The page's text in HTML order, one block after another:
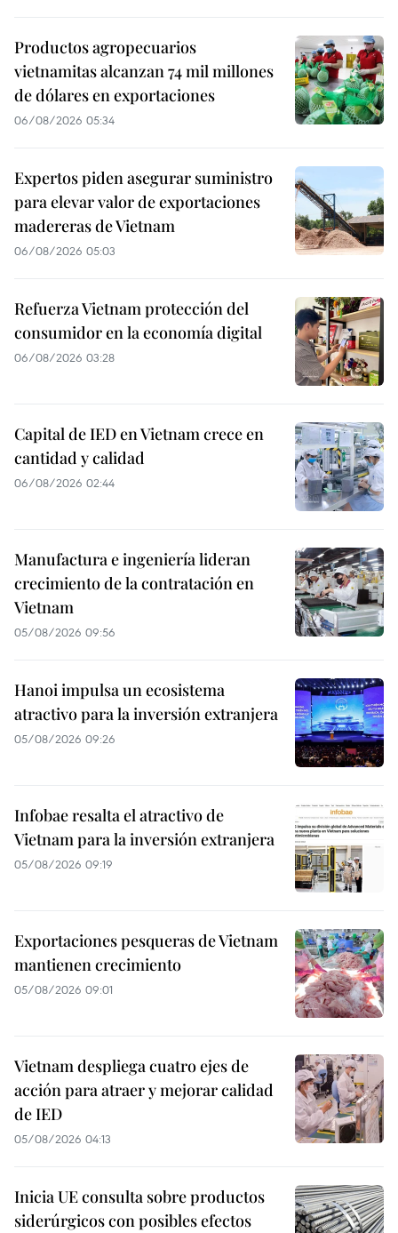
Productos agropecuarios
vietnamitas alcanzan 74 mil millones
de dólares en exportaciones
06/08/2026 05:34
Expertos piden asegurar suministro
para elevar valor de exportaciones
madereras de Vietnam
06/08/2026 05:03
Refuerza Vietnam protección del
consumidor en la economía digital
06/08/2026 03:28
Capital de IED en Vietnam crece en
cantidad y calidad
06/08/2026 02:44
Manufactura e ingeniería lideran
crecimiento de la contratación en
Vietnam
05/08/2026 09:56
Hanoi impulsa un ecosistema
atractivo para la inversión extranjera
05/08/2026 09:26
Infobae resalta el atractivo de
Vietnam para la inversión extranjera
05/08/2026 09:19
Exportaciones pesqueras de Vietnam
mantienen crecimiento
05/08/2026 09:01
Vietnam despliega cuatro ejes de
acción para atraer y mejorar calidad
de IED
05/08/2026 04:13
Inicia UE consulta sobre productos
siderúrgicos con posibles efectos